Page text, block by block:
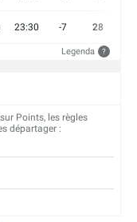
23:30 -7 28
Legenda ?
Points, les règles
départager :